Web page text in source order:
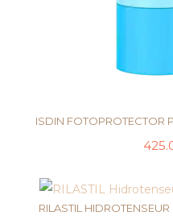
ISDIN FOTOPROTECTOR
RILASTIL